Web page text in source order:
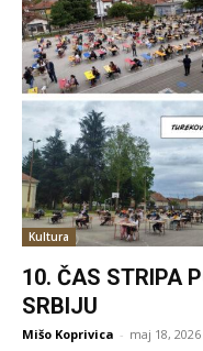
Kultura
10. ČAS STRIPA
SRBIJU
Mišo Koprivica - maj 18, 2026